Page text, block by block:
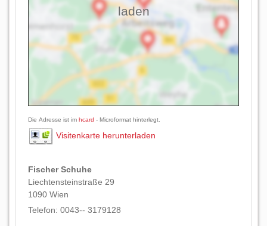
laden
Die Adresse ist im hcard - Microformat hinterlegt.
Visitenkarte herunterladen
Fischer Schuhe
Liechtensteinstraße 29
1090 Wien
Telefon: 0043-- 3179128